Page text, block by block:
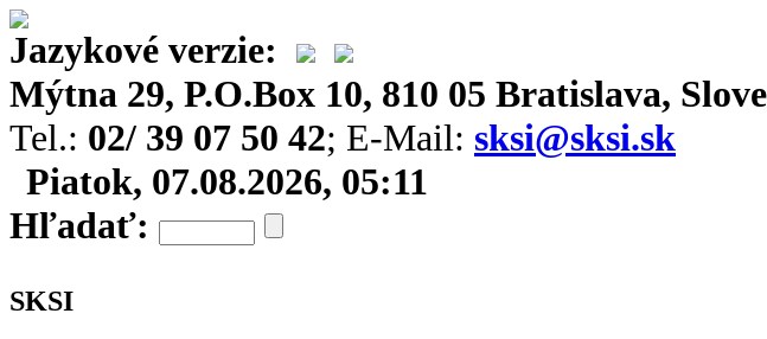
Jazykové verzie:
Mýtna 29, P.O.Box 10, 810 05 Bratislava,
Tel.: 02/ 39 07 50 42; E-Mail: sksi@sksi.sk
Piatok, 07.08.2026, 05:11
Hľadať:
SKSI